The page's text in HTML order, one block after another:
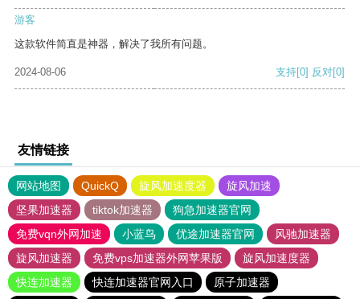
游客
这款软件简直是神器，解决了我所有问题。
2024-08-06 支持[0] 反对[0]
友情链接
网站地图 QuickQ 旋风加速度器
旋风加速
坚果加速器
tiktok加速器
狗急加速器官网
免费vqn外网加速
小蓝鸟 优途加速器官网
风驰加速器
旋风加速器
免费vps加速器外网苹果版
旋风加速度器
快连加速器
快连加速器官网入口
原子加速器